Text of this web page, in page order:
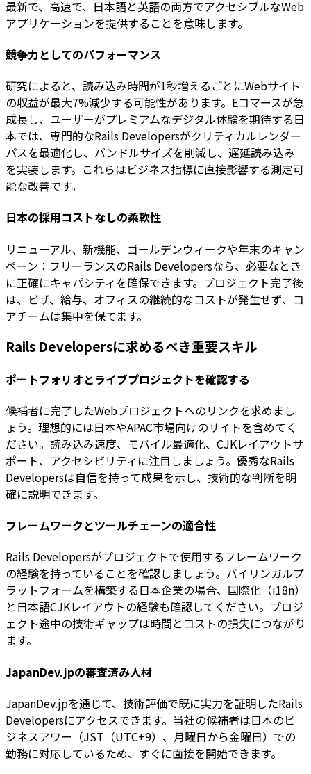
最新で、高速で、日本語と英語の両方でアクセシブルなWeb
アプリケーションを提供することを意味します。
競争力としてのパフォーマンス
研究によると、読み込み時間が1秒増えるごとにWebサイト
の収益が最大7%減少する可能性があります。Eコマースが急
成長し、ユーザーがプレミアムなデジタル体験を期待する日
本では、専門的なRails Developersがクリティカルレンダー
パスを最適化し、バンドルサイズを削減し、遅延読み込み
を実装します。これらはビジネス指標に直接影響する測定可
能な改善です。
日本の採用コストなしの柔軟性
リニューアル、新機能、ゴールデンウィークや年末のキャン
ペーン：フリーランスのRails Developersなら、必要なとき
に正確にキャパシティを確保できます。プロジェクト完了後
は、ビザ、給与、オフィスの継続的なコストが発生せず、コ
アチームは集中を保てます。
Rails Developersに求めるべき重要スキル
ポートフォリオとライブプロジェクトを確認する
候補者に完了したWebプロジェクトへのリンクを求めまし
ょう。理想的には日本やAPAC市場向けのサイトを含めてく
ださい。読み込み速度、モバイル最適化、CJKレイアウトサ
ポート、アクセシビリティに注目しましょう。優秀なRails
Developersは自信を持って成果を示し、技術的な判断を明
確に説明できます。
フレームワークとツールチェーンの適合性
Rails Developersがプロジェクトで使用するフレームワーク
の経験を持っていることを確認しましょう。バイリンガルプ
ラットフォームを構築する日本企業の場合、国際化（i18n）
と日本語CJKレイアウトの経験も確認してください。プロジ
ェクト途中の技術ギャップは時間とコストの損失につながり
ます。
JapanDev.jpの審査済み人材
JapanDev.jpを通じて、技術評価で既に実力を証明したRails
Developersにアクセスできます。当社の候補者は日本のビ
ジネスアワー（JST（UTC+9）、月曜日から金曜日）での
勤務に対応しているため、すぐに面接を開始できます。